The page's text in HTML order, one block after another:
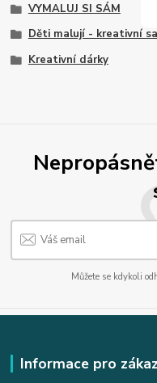
VYMALUJ SI SÁM
Děti malují - kreativní
Kreativní dárky
Můžete se kdykoli
Informace pro